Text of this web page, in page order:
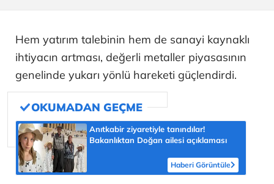
Hem yatırım talebinin hem de sanayi kaynaklı
ihtiyacın artması, değerli metaller piyasasının
genelinde yukarı yönlü hareketi güçlendirdi.
Anıtkabir ziyaretiyle tanındılar!
Bakanlıktan Doğan ailesi açıklaması
Haberi Görüntüle